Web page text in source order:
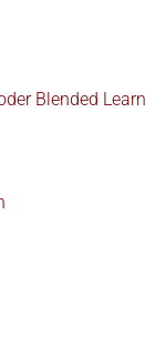
Blended